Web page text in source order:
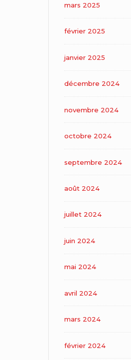
mars 2025
février 2025
janvier 2025
décembre 2024
novembre 2024
octobre 2024
septembre 2024
août 2024
juillet 2024
juin 2024
mai 2024
avril 2024
mars 2024
février 2024